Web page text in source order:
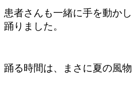
患者さんも一緒に手を動か
踊りました。
踊る時間は、まさに夏の風物